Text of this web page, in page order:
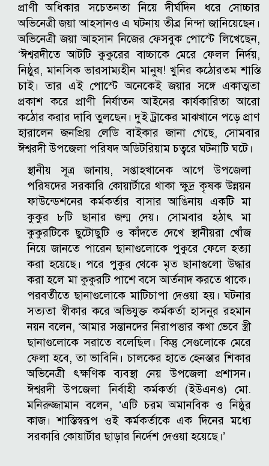
প্রাণী অধিকার সচেতনতা নিয়ে দীর্ঘদিন ধরে সোচ্চার
অভিনেত্রী জয়া আহসানও এ ঘটনায় তীব্র নিন্দা জানিয়েছেন।
অভিনেত্রী জয়া আহসান নিজের ফেসবুক পোস্টে লিখেছেন,
‌‘ঈশ্বরদীতে আটটি কুকুরের বাচ্চাকে মেরে ফেলল নির্দয়,
নিষ্ঠুর, মানসিক ভারসাম্যহীন মানুষ! খুনির কঠোরতম শাস্তি
চাই। তার এই পোস্টে অনেকেই জয়ার সঙ্গে একাত্মতা
প্রকাশ করে প্রাণী নির্যাতন আইনের কার্যকারিতা আরো
কঠোর করার দাবি তুলছেন। দুই ট্রাকের মাঝখানে পড়ে প্রাণ
হারালেন জনপ্রিয় লেডি বাইকার জানা গেছে, সোমবার
ঈশ্বরদী উপজেলা পরিষদ অডিটরিয়াম চত্বরে ঘটনাটি ঘটে।
স্থানীয় সূত্র জানায়, সপ্তাহখানেক আগে উপজেলা
পরিষদের সরকারি কোয়ার্টারে থাকা ক্ষুদ্র কৃষক উন্নয়ন
ফাউন্ডেশনের কর্মকর্তার বাসার আঙিনায় একটি মা
কুকুর ৮টি ছানার জন্ম দেয়। সোমবার হঠাৎ মা
কুকুরটিকে ছুটোছুটি ও কাঁদতে দেখে স্থানীয়রা খোঁজ
নিয়ে জানতে পারেন ছানাগুলোকে পুকুরে ফেলে হত্যা
করা হয়েছে। পরে পুকুর থেকে মৃত ছানাগুলো উদ্ধার
করা হলে মা কুকুরটি পাশে বসে আর্তনাদ করতে থাকে।
পরবর্তীতে ছানাগুলোকে মাটিচাপা দেওয়া হয়। ঘটনার
সত্যতা স্বীকার করে অভিযুক্ত কর্মকর্তা হাসনুর রহমান
নয়ন বলেন, ‘আমার সন্তানদের নিরাপত্তার কথা ভেবে স্ত্রী
ছানাগুলোকে সরাতে বলেছিল। কিন্তু সেগুলোকে মেরে
ফেলা হবে, তা ভাবিনি। চালকের হাতে হেনস্তার শিকার
অভিনেত্রী ৎক্ষণিক ব্যবস্থা নেয় উপজেলা প্রশাসন।
ঈশ্বরদী উপজেলা নির্বাহী কর্মকর্তা (ইউএনও) মো.
মনিরুজ্জামান বলেন, ‘এটি চরম অমানবিক ও নিষ্ঠুর
কাজ। শাস্তিস্বরূপ ওই কর্মকর্তাকে এক দিনের মধ্যে
সরকারি কোয়ার্টার ছাড়ার নির্দেশ দেওয়া হয়েছে।’